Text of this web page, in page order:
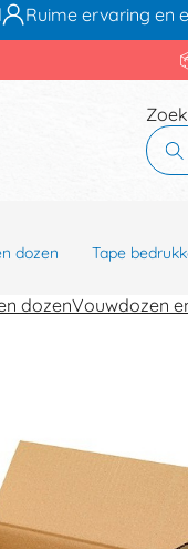
Ruime ervaring en
dozen Tape
dozenVouwdozen